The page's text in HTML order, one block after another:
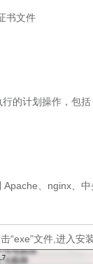
书文件
的计划操作，包括
、nginx、中
文件,进入安